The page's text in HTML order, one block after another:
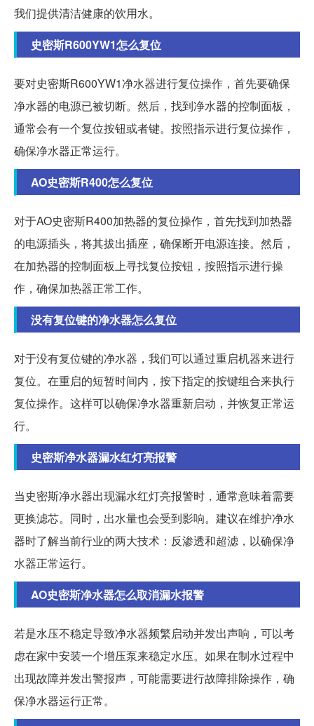
我们提供清洁健康的饮用水。
史密斯R600YW1怎么复位
要对史密斯R600YW1净水器进行复位操作，首先要确保
净水器的电源已被切断。然后，找到净水器的控制面板，
通常会有一个复位按钮或者键。按照指示进行复位操作，
确保净水器正常运行。
AO史密斯R400怎么复位
对于AO史密斯R400加热器的复位操作，首先找到加热器
的电源插头，将其拔出插座，确保断开电源连接。然后，
在加热器的控制面板上寻找复位按钮，按照指示进行操
作，确保加热器正常工作。
没有复位键的净水器怎么复位
对于没有复位键的净水器，我们可以通过重启机器来进行
复位。在重启的短暂时间内，按下指定的按键组合来执行
复位操作。这样可以确保净水器重新启动，并恢复正常运
行。
史密斯净水器漏水红灯亮报警
当史密斯净水器出现漏水红灯亮报警时，通常意味着需要
更换滤芯。同时，出水量也会受到影响。建议在维护净水
器时了解当前行业的两大技术：反渗透和超滤，以确保净
水器正常运行。
AO史密斯净水器怎么取消漏水报警
若是水压不稳定导致净水器频繁启动并发出声响，可以考
虑在家中安装一个增压泵来稳定水压。如果在制水过程中
出现故障并发出警报声，可能需要进行故障排除操作，确
保净水器运行正常。